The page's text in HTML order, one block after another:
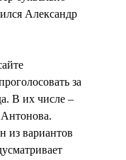
Александр
за
В их числе –
из вариантов